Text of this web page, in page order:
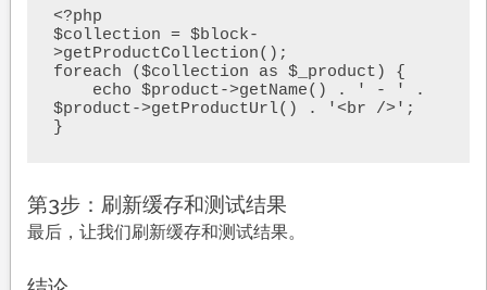
<?php
$collection = $block-
>getProductCollection();
foreach ($collection as $_product) {
$product->getProductUrl() . '<br />';
}
第3步：刷新缓存和测试结果
最后，让我们刷新缓存和测试结果。